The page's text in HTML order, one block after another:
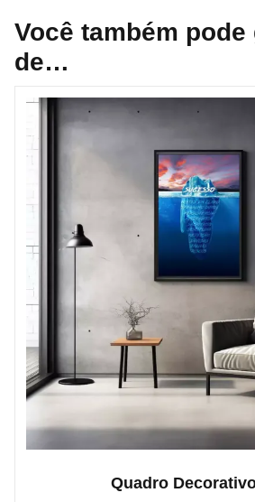
Você também pode
de…
Quadro